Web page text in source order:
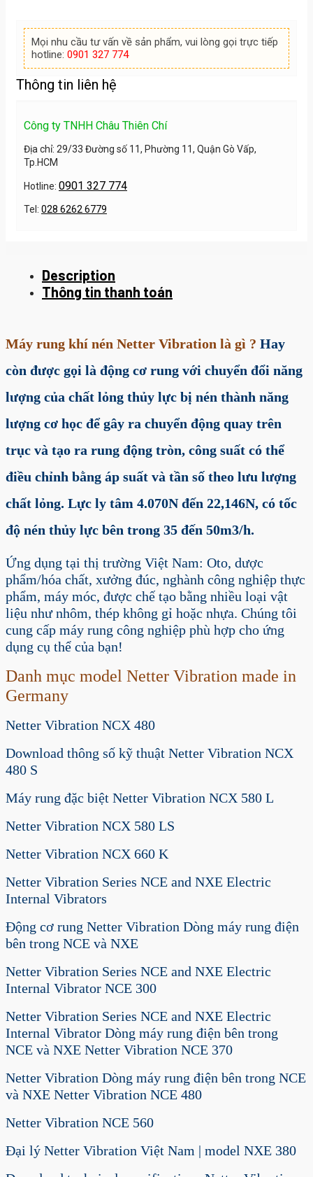
Mọi nhu cầu tư vấn về sản phẩm, vui lòng gọi trực tiếp
hotline: 0901 327 774
Thông tin liên hệ
Công ty TNHH Châu Thiên Chí
Địa chỉ: 29/33 Đường số 11, Phường 11, Quận Gò Vấp,
Tp.HCM
Hotline: 0901 327 774
Tel: 028 6262 6779
Description
Thông tin thanh toán
Máy rung khí nén Netter Vibration là gì ? Hay
còn được gọi là động cơ rung với chuyển đổi năng
lượng của chất lỏng thủy lực bị nén thành năng
lượng cơ học để gây ra chuyển động quay trên
trục và tạo ra rung động tròn, công suất có thể
điều chỉnh bằng áp suất và tần số theo lưu lượng
chất lỏng. Lực ly tâm 4.070N đến 22,146N, có tốc
độ nén thủy lực bên trong 35 đến 50m3/h.
Ứng dụng tại thị trường Việt Nam: Oto, dược
phẩm/hóa chất, xưởng đúc, nghành công nghiệp thực
phẩm, máy móc, được chế tạo bằng nhiều loại vật
liệu như nhôm, thép không gỉ hoặc nhựa. Chúng tôi
cung cấp máy rung công nghiệp phù hợp cho ứng
dụng cụ thể của bạn!
Danh mục model Netter Vibration made in
Germany
Netter Vibration NCX 480
Download thông số kỹ thuật Netter Vibration NCX
480 S
Máy rung đặc biệt Netter Vibration NCX 580 L
Netter Vibration NCX 580 LS
Netter Vibration NCX 660 K
Netter Vibration Series NCE and NXE Electric
Internal Vibrators
Động cơ rung Netter Vibration Dòng máy rung điện
bên trong NCE và NXE
Netter Vibration Series NCE and NXE Electric
Internal Vibrator NCE 300
Netter Vibration Series NCE and NXE Electric
Internal Vibrator Dòng máy rung điện bên trong
NCE và NXE Netter Vibration NCE 370
Netter Vibration Dòng máy rung điện bên trong NCE
và NXE Netter Vibration NCE 480
Netter Vibration NCE 560
Đại lý Netter Vibration Việt Nam | model NXE 380